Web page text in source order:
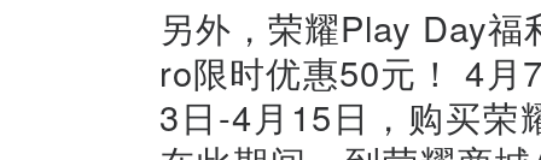
另外，荣耀Play Day
ro限时优惠50元！ 4
3日-4月15日，购买荣